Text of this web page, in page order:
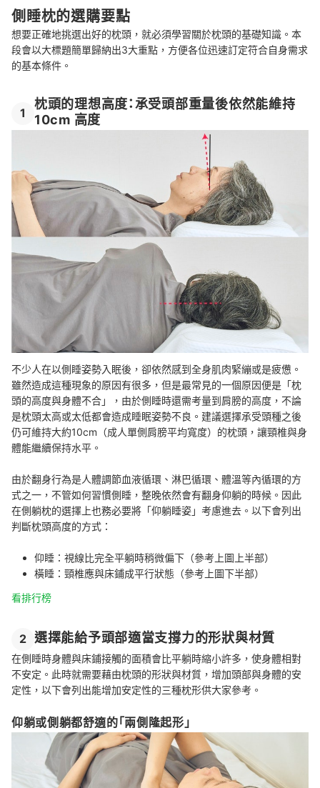
側睡枕的選購要點
想要正確地挑選出好的枕頭，就必須學習關於枕頭的基礎知識。本
段會以大標題簡單歸納出3大重點，方便各位迅速訂定符合自身需求
的基本條件。
1
枕頭的理想高度：承受頭部重量後依然能維持
10cm 高度
不少人在以側睡姿勢入眠後，卻依然感到全身肌肉緊繃或是疲憊。
雖然造成這種現象的原因有很多，但是最常見的一個原因便是「枕
頭的高度與身體不合」，由於側睡時還需考量到肩膀的高度，不論
是枕頭太高或太低都會造成睡眠姿勢不良。建議選擇承受頭種之後
仍可維持大約10cm（成人單側肩膀平均寬度）的枕頭，讓頸椎與身
體能繼續保持水平。
由於翻身行為是人體調節血液循環、淋巴循環、體溫等內循環的方
式之一，不管如何習慣側睡，整晚依然會有翻身仰躺的時候。因此
在側躺枕的選擇上也務必要將「仰躺睡姿」考慮進去。以下會列出
判斷枕頭高度的方式：
仰睡：視線比完全平躺時稍微偏下（參考上圖上半部）
橫睡：頸椎應與床鋪成平行狀態（參考上圖下半部）
看排行榜
2 選擇能給予頭部適當支撐力的形狀與材質
在側睡時身體與床鋪接觸的面積會比平躺時縮小許多，使身體相對
不安定。此時就需要藉由枕頭的形狀與材質，增加頭部與身體的安
定性，以下會列出能增加安定性的三種枕形供大家參考。
仰躺或側躺都舒適的「兩側隆起形」